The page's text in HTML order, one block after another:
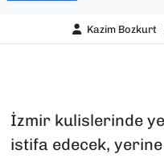
Kazim Bozkurt
İzmir kulislerinde
istifa edecek,